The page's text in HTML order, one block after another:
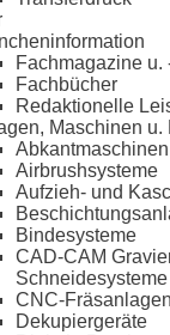
Fachmagazine u.
Fachbücher
Redaktionelle
Maschinen u.
Abkantmaschinen
Airbrushsysteme
Aufzieh- und
Bindesysteme
CAD-CAM
Schneidesysteme
CNC-Fräsanlagen
Dekupiergeräte